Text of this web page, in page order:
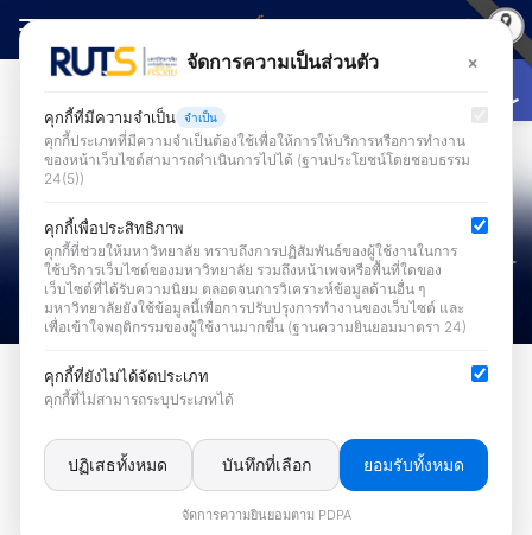
Skip
content
Search
ข่าวระบบสารสนเทศเพื่อการบริหารและการบริการ
สำนักวิทยบริการฯ เปิดตัว !! ระบบ
การบริหารจัดการค่าสาธารณูปโภค
ฟังก์ชันค่าไฟฟ้าแฟลต/หอพัก
จัดการความเป็นส่วนตัว ×
คุกกี้ที่มีความจำเป็น จำเป็น
คุกกี้ประเภทที่มีความจำเป็นต้องใช้เพื่อให้การให้บริการหรือการทำงาน
ของหน้าเว็บไซต์สามารถดำเนินการไปได้ (ฐานประโยชน์โดยชอบธรรม
24(5))
คุกกี้เพื่อประสิทธิภาพ
คุกกี้ที่ช่วยให้มหาวิทยาลัย ทราบถึงการปฏิสัมพันธ์ของผู้ใช้งานในการ
ใช้บริการเว็บไซต์ของมหาวิทยาลัย รวมถึงหน้าเพจหรือพื้นที่ใดของ
เว็บไซต์ที่ได้รับความนิยม ตลอดจนการวิเคราะห์ข้อมูลด้านอื่น ๆ
มหาวิทยาลัยยังใช้ข้อมูลนี้เพื่อการปรับปรุงการทำงานของเว็บไซต์ และ
เพื่อเข้าใจพฤติกรรมของผู้ใช้งานมากขึ้น (ฐานความยินยอมมาตรา 24)
คุกกี้ที่ยังไม่ได้จัดประเภท
คุกกี้ที่ไม่สามารถระบุประเภทได้
ปฏิเสธทั้งหมด บันทึกที่เลือก ยอมรับทั้งหมด
จัดการความยินยอมตาม PDPA